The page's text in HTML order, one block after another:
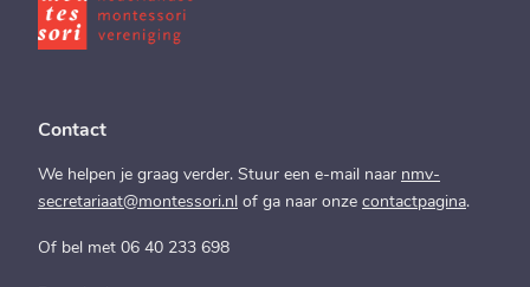
Contact
We helpen je graag verder. Stuur een e-mail naar nmv-
secretariaat@montessori.nl of ga naar onze contactpagina.
Of bel met 06 40 233 698